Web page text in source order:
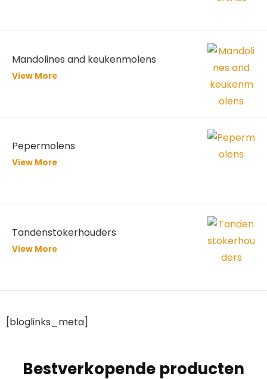
Mandolines and keukenmolens
View More
Pepermolens
View More
Tandenstokerhouders
View More
[bloglinks_meta]
Bestverkopende producten